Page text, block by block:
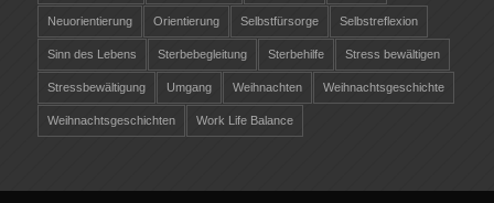
Neuorientierung Orientierung Selbstfürsorge Selbstreflexion
Sinn des Lebens Sterbebegleitung Sterbehilfe Stress bewältigen
Stressbewältigung Umgang Weihnachten Weihnachtsgeschichte
Weihnachtsgeschichten Work Life Balance